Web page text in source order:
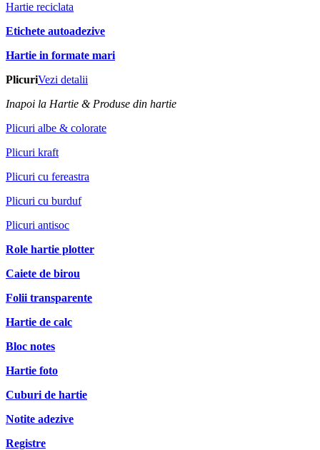
Hartie reciclata
Etichete autoadezive
Hartie in formate mari
PlicuriVezi detalii
Inapoi la Hartie & Produse din hartie
Plicuri albe & colorate
Plicuri kraft
Plicuri cu fereastra
Plicuri cu burduf
Plicuri antisoc
Role hartie plotter
Caiete de birou
Folii transparente
Hartie de calc
Bloc notes
Hartie foto
Cuburi de hartie
Notite adezive
Registre